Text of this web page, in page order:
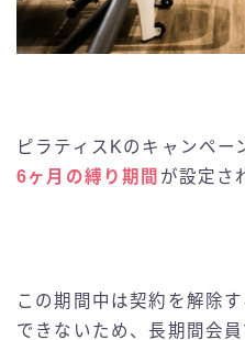
ピラティスKのキャンペー
6ヶ月の縛り期間 が設定さ
この期間中は契約を解除
できないため、長期間会